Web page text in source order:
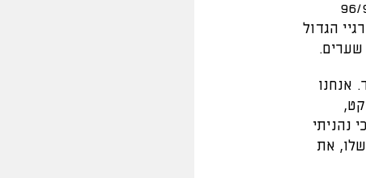
הניע את המכונה בדרך לאליפויות ב-96/97
הגדול
אנחנו
נהניתי
את